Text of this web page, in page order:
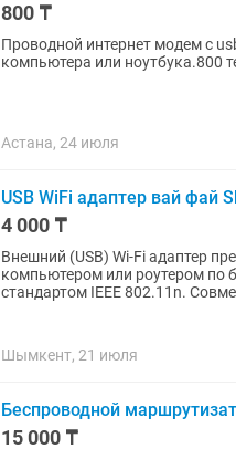
800 ₸
Проводной интернет модем с
компьютера или
Астана, 24 июля
USB WiFi адаптер вай фай
4 000 ₸
Внешний (USB) Wi-Fi адаптер
компьютером или роутером по
стандартом IEEE
Шымкент, 21 июля
Беспроводной
15 000 ₸